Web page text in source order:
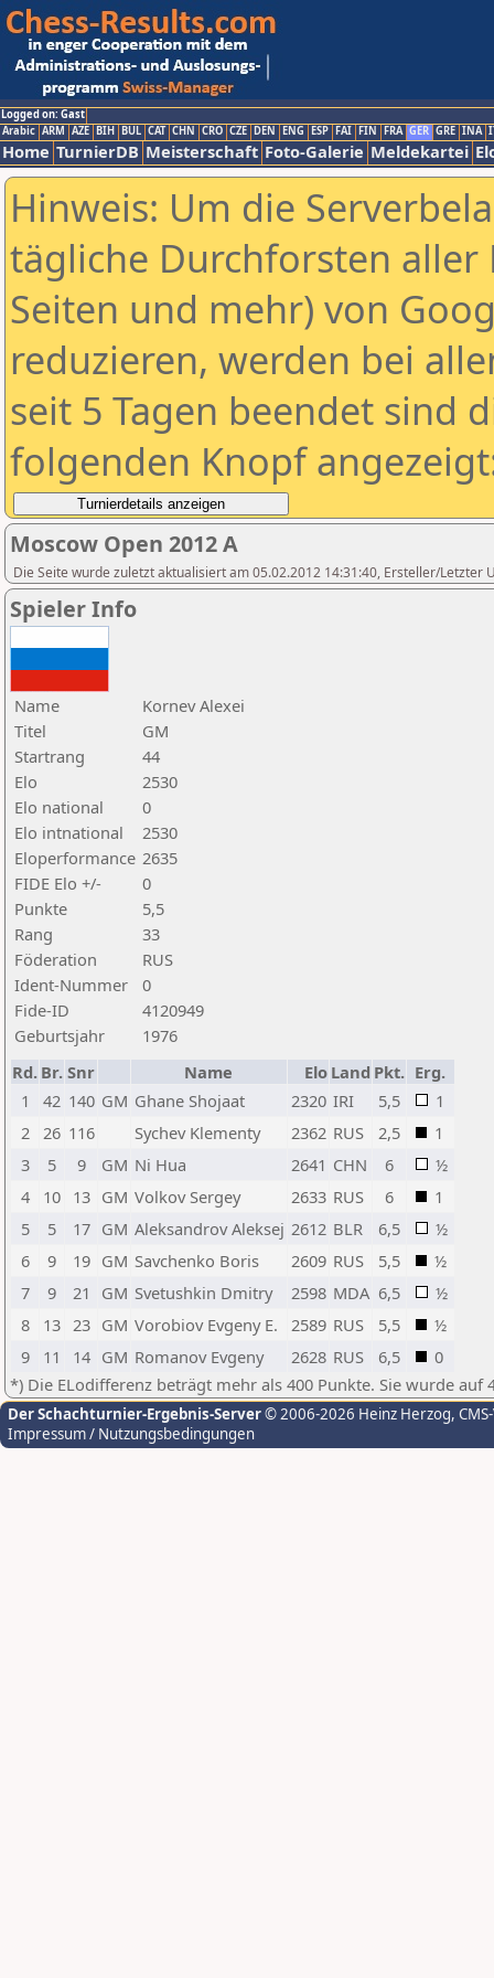
Logged on: Gast
Arabic ARM AZE BIH BUL CAT CHN CRO CZE DEN ENG ESP FAI FIN FRA GER GRE INA
Home TurnierDB Meisterschaft Foto-Galerie Meldekartei
Hinweis: Um die
tägliche Durchforsten aller
Seiten und mehr) von
reduzieren, werden bei
seit 5 Tagen beendet sind
folgenden Knopf
Moscow Open 2012 A
Die Seite wurde zuletzt aktualisiert am 05.02.2012 14:31:40, Ersteller/Letzter
Spieler Info
Name
Kornev Alexei
Titel
GM
Startrang
44
Elo
2530
Elo national
0
Elo intnational
2530
Eloperformance 2635
FIDE Elo +/-
0
Punkte
5,5
Rang
33
Föderation
RUS
Ident-Nummer
0
Fide-ID
4120949
Geburtsjahr
1976
Rd. Br. Snr Name Elo Land Pkt. Erg.
1
42 140 GM Ghane Shojaat 2320 IRI 5,5
1
2
26 116 Sychev Klementy 2362 RUS 2,5
1
3
5 9 GM Ni Hua 2641 CHN 6
½
4
10 13 GM Volkov Sergey 2633 RUS 6
1
5
5 17 GM Aleksandrov Aleksej 2612 BLR 6,5
½
6
9 19 GM Savchenko Boris 2609 RUS 5,5
½
7
9 21 GM Svetushkin Dmitry 2598 MDA 6,5
½
8
13 23 GM Vorobiov Evgeny E. 2589 RUS 5,5
½
9
11 14 GM Romanov Evgeny 2628 RUS 6,5
0
*) Die ELodifferenz beträgt mehr als 400 Punkte. Sie wurde auf
Der Schachturnier-Ergebnis-Server© 2006-2026 Heinz Herzog,
Impressum / Nutzungsbedingungen